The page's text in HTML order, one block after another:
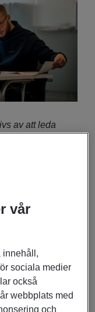
av att leda
WATER AB
samlade
ett
och
vår
innehåll,
sociala medier
också
webbplats med
och